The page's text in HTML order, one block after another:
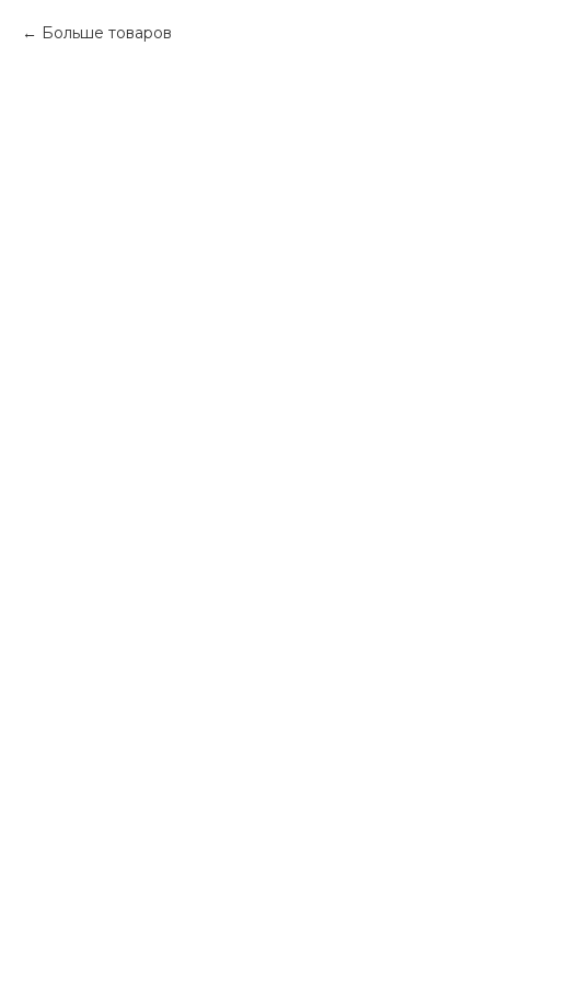
Больше товаров